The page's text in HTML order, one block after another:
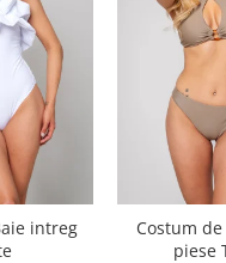
intreg
Costum
piese